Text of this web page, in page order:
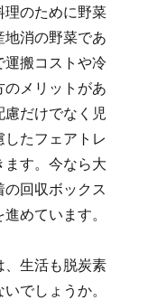
理のために野菜
地消の野菜であ
運搬コストや冷
メリットがあ
だけでなく児
たフェアトレ
す。今なら大
回収ボックス
めています。
、生活も脱炭素
でしょうか。